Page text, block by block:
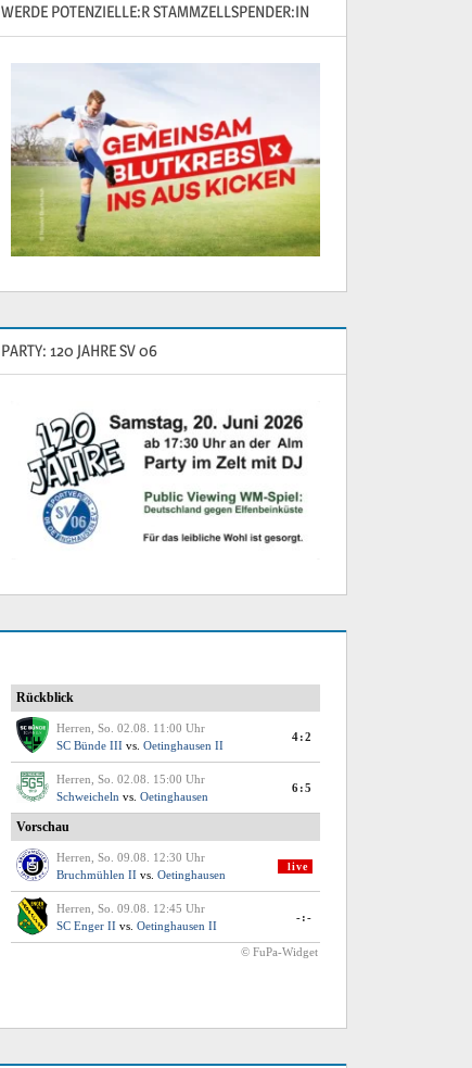
WERDE POTENZIELLE:R STAMMZELLSPENDER:IN
PARTY: 120 JAHRE SV 06